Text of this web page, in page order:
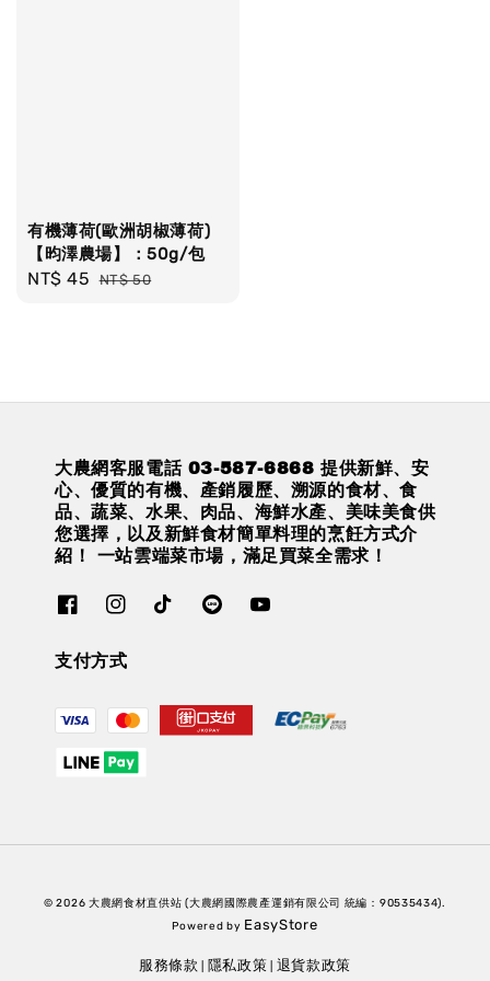
有機薄荷(歐洲胡椒薄荷)
【昀澤農場】：50g/包
Sale
NT$ 45 Regular
NT$ 50
大農網客服電話 03-587-6868 提供新鮮、安
心、優質的有機、產銷履歷、溯源的食材、食
品、蔬菜、水果、肉品、海鮮水產、美味美食供
您選擇，以及新鮮食材簡單料理的烹飪方式介
紹！ 一站雲端菜市場，滿足買菜全需求！
支付方式
© 2026 大農網食材直供站 (大農網國際農產運銷有限公司 統編：90535434).
Powered by EasyStore
服務條款 隱私政策 退貨款政策